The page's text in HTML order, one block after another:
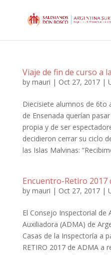
Viaje de fin de curso a
by mauri | Oct 27, 2017|
Diecisiete alumnos de 6to
de Ensenada querían
propia y de ser
decidieron cerrar su ciclo
las Islas Malvinas:
Encuentro-Retiro 2017
by mauri | Oct 27, 2017|
El Consejo Inspectorial de
Auxiliadora (ADMA) de
Casas de la Inspectoría a
RETIRO 2017 de ADMA a